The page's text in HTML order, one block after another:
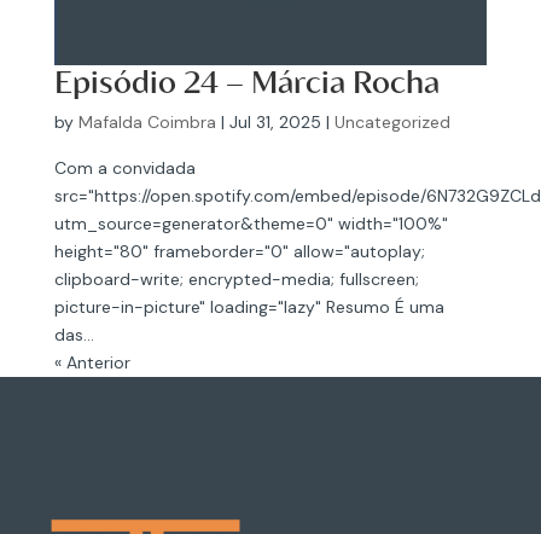
Episódio 24 – Márcia Rocha
by Mafalda Coimbra | Jul 31, 2025 | Uncategorized
Com a convidada
src="https://open.spotify.com/embed/episode/
utm_source=generator&theme=0" width="100%"
height="80" frameborder="0" allow="autoplay;
clipboard-write; encrypted-media; fullscreen;
picture-in-picture" loading="lazy" Resumo É uma
das...
« Anterior